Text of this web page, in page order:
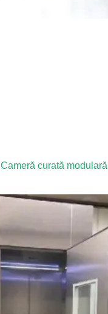
Cameră curată modulară